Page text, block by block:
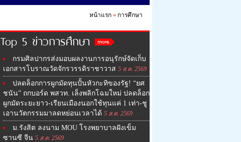
หน้าแรก » การศึกษา
Top 5 ข่าวการศึกษา
กรมศิลปากรส่งมอบผลงานการอนุรักษ์จัดเก็บ
เอกสารโบราณวัดจักรวรรดิราชาวาส 5 ส.ค. 2569
ปลดล็อกการผูกมัดทุนปั้นหัวกะทิของรัฐ! “ยศ
ชนัน” ถกบอร์ด พสวท. เล็งพลิกโฉมใหม่ ปลดล็อก
ผูกมัดระยะยาว-เรียนเมืองนอกใช้ทุนแค่ 1 เท่า-ชู
เอานวัตกรรมมาลดหย่อนเวลาได้ 5 ส.ค. 2569
ม.รังสิต ลงนาม MOU โรงพยาบาลฝังเข็ม
ซานซี จีน 5 ส.ค. 2569